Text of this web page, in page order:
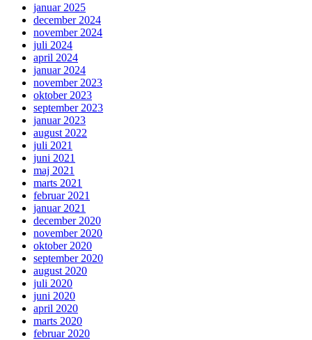
januar 2025
december 2024
november 2024
juli 2024
april 2024
januar 2024
november 2023
oktober 2023
september 2023
januar 2023
august 2022
juli 2021
juni 2021
maj 2021
marts 2021
februar 2021
januar 2021
december 2020
november 2020
oktober 2020
september 2020
august 2020
juli 2020
juni 2020
april 2020
marts 2020
februar 2020